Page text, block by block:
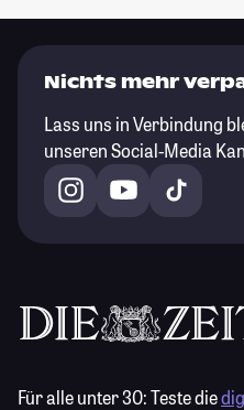
Nichts mehr
Lass uns in Verbindung
unseren Social-Media
Für alle unter 30:Teste die